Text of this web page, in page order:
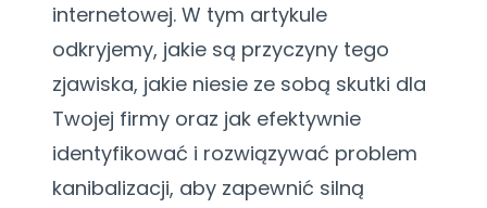
internetowej. W tym artykule
odkryjemy, jakie są przyczyny tego
zjawiska, jakie niesie ze sobą skutki dla
Twojej firmy oraz jak efektywnie
identyfikować i rozwiązywać problem
kanibalizacji, aby zapewnić silną